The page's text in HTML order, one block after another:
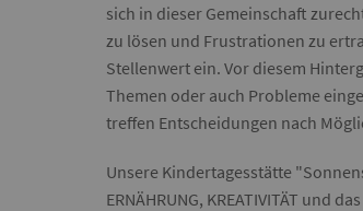
sich in dieser Gemeinschaft
zu lösen und Frustrationen zu
Stellenwert ein. Vor diesem
Themen oder auch Probleme
treffen Entscheidungen nach
Unsere Kindertagesstätte
ERNÄHRUNG, KREATIVITÄT und